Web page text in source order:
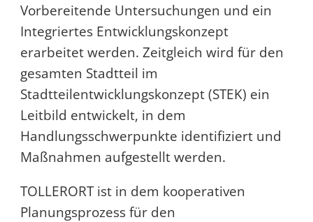
Vorbereitende Untersuchungen und ein
Integriertes Entwicklungskonzept
erarbeitet werden. Zeitgleich wird für den
gesamten Stadtteil im
Stadtteilentwicklungskonzept (STEK) ein
Leitbild entwickelt, in dem
Handlungsschwerpunkte identifiziert und
Maßnahmen aufgestellt werden.
TOLLERORT ist in dem kooperativen
Planungsprozess für den